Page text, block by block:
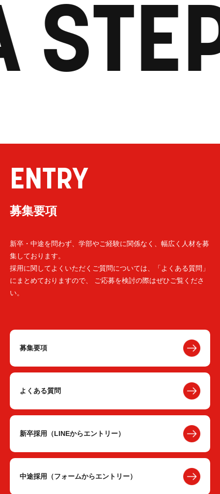
ENTRY
募集要項
新卒・中途を問わず、学部やご経験に関係なく、幅広く人材を募
集しております。
採用に関してよくいただくご質問については、「よくある質問」
にまとめておりますので、 ご応募を検討の際はぜひご覧くださ
い。
募集要項
よくある質問
新卒採用（LINEからエントリー）
中途採用（フォームからエントリー）